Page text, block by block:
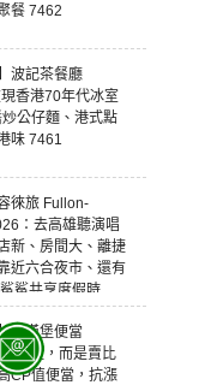
餐 7462
波記茶餐廳
香港70年代冰室
公仔麵、港式點
味 7461
徠旅 Fullon-
：去高雄聽演唱
新、房間大、離捷
近六合夜市、還有
鯊共享度假時
小漢堡便當
漢堡，而是賣比
CP值便當，抗漲